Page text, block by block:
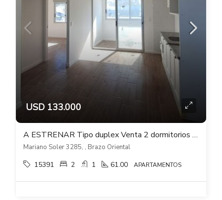
USD 133.000
A ESTRENAR Tipo duplex Venta 2 dormitorios Verde Sol Cochera en Brazo Oriental
Mariano Soler 3285, , Brazo Oriental
15391 2 1 61.00 APARTAMENTOS